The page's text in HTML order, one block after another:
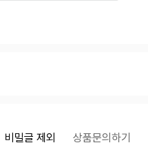
비밀글 제외 상품문의하기